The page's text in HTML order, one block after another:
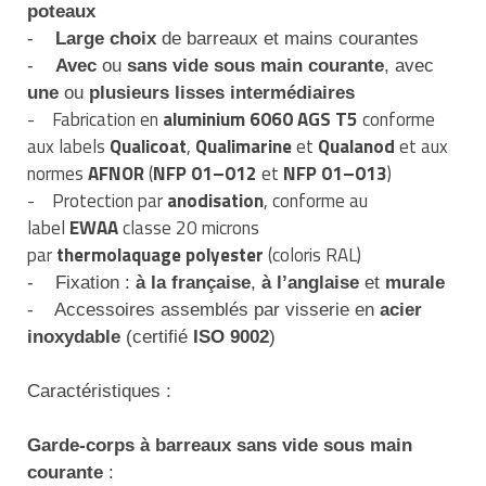
Ustensile cuisine professionnel
Vêtements personnalisés
Vitrines pour magasin
Traitement de l'air
Traitement des eaux
Trancheuse professionnelle
Transformateur électrique
Tubes et profilés
Tuyau flexible
Tuyau galvanisé
Tapis de bureau
Tapis et caillebotis
Traitement des surfaces
Traitement du linge
Vestiaires et casiers
Equipements de football
Equipements de karting
Equipements pour patinage
Equipements pour roller
Equipements pour skateboard
Equipements pour stade et terrain
sportif
Jeu gymnique
Loisirs
Matériel de fitness
Pétrin professionnel
Piano de cuisson
Plats et plateaux
Pompes à sauce
Portes commandes restaurant
Présentoir pour restaurant
Réchaud professionnel
Robinetterie professionnelle
poteaux
- Large choix de barreaux et mains courantes
- Avec ou sans vide sous main courante, avec
une ou plusieurs lisses intermédiaires
- Fabrication en aluminium 6060 AGS T5conforme
aux labels Qualicoat, Qualimarineet Qualanodet aux
normesAFNOR(NFP 01–012 et NFP 01–013)
- Protection paranodisation, conforme au
label EWAAclasse 20 microns
parthermolaquage polyester(coloris RAL)
- Fixation : à la française, à l’anglaise et murale
- Accessoires assemblés par visserie en acier
inoxydable (certifié ISO 9002)
Caractéristiques :
Garde-corps à barreaux sans vide sous main
courante :